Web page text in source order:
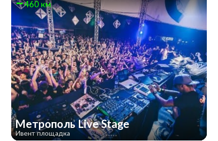
460 км
Метрополь Live Stage
Ивент площадка